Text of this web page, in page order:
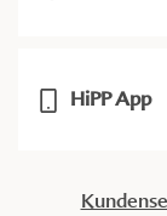
HiPP App